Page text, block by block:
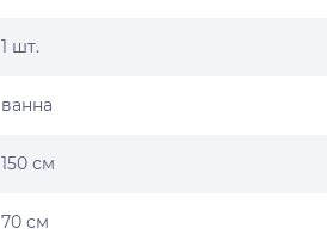
1 шт.
ванна
150 см
70 см